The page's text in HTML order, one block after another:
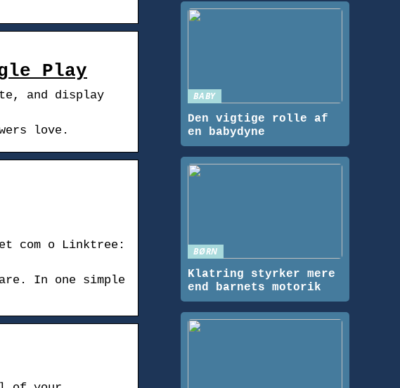
Play
and display
love.
com o Linktree:
In one simple
BABY
Den vigtige rolle af
en babydyne
BØRN
Klatring styrker mere
end barnets motorik